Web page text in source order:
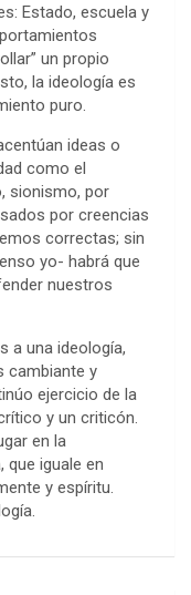
Estado, escuela y
un propio
la ideología es
puro.
ideas o
como el
sionismo, por
por creencias
correctas; sin
yo- habrá que
nuestros
a una ideología,
cambiante y
ejercicio de la
y un criticón.
en la
iguale en
y espíritu.